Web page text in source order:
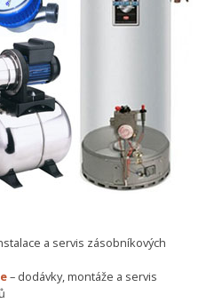
a servis zásobníkových
– dodávky, montáže a servis